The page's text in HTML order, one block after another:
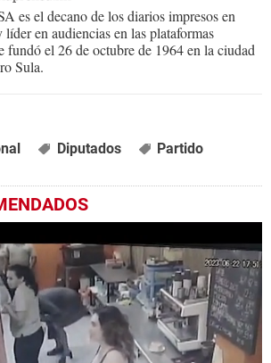
es el decano de los diarios impresos en
en audiencias en las plataformas
fundó el 26 de octubre de 1964 en la ciudad
Sula.
Diputados Partido